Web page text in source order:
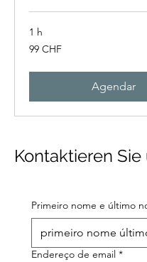
1 h
99
francos
99 CHF
Agendar
Kontaktieren Sie
Primeiro nome e último
Endereço de email *